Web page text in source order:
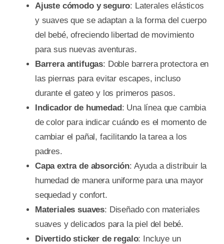
Ajuste cómodo y seguro: Laterales elásticos
y suaves que se adaptan a la forma del cuerpo
del bebé, ofreciendo libertad de movimiento
para sus nuevas aventuras.
Barrera antifugas: Doble barrera protectora en
las piernas para evitar escapes, incluso
durante el gateo y los primeros pasos.
Indicador de humedad: Una línea que cambia
de color para indicar cuándo es el momento de
cambiar el pañal, facilitando la tarea a los
padres.
Capa extra de absorción: Ayuda a distribuir la
humedad de manera uniforme para una mayor
sequedad y confort.
Materiales suaves: Diseñado con materiales
suaves y delicados para la piel del bebé.
Divertido sticker de regalo: Incluye un